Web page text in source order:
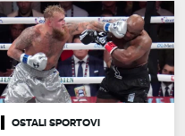
OSTALI SPORTOVI